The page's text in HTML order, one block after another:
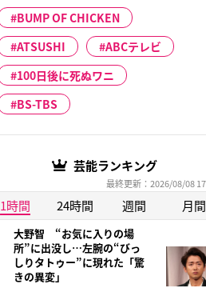
BUMP OF CHICKEN
ATSUSHI
ABCテレビ
100日後に死ぬワニ
BS-TBS
芸能ランキング
最終更新：2026/08/08
1時間 24時間 週間 月間
大野智 “お気に入りの場
所”に出没し…左腕の“びっ
しりタトゥー”に現れた「驚
きの異変」